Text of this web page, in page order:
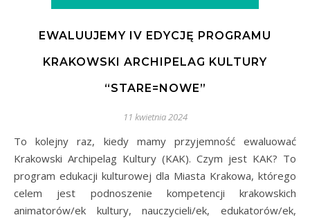
EWALUUJEMY IV EDYCJĘ PROGRAMU
KRAKOWSKI ARCHIPELAG KULTURY
“STARE=NOWE”
11 kwietnia 2024
To kolejny raz, kiedy mamy przyjemność ewaluować
Krakowski Archipelag Kultury (KAK). Czym jest KAK? To
program edukacji kulturowej dla Miasta Krakowa, którego
celem jest podnoszenie kompetencji krakowskich
animatorów/ek kultury, nauczycieli/ek, edukatorów/ek,